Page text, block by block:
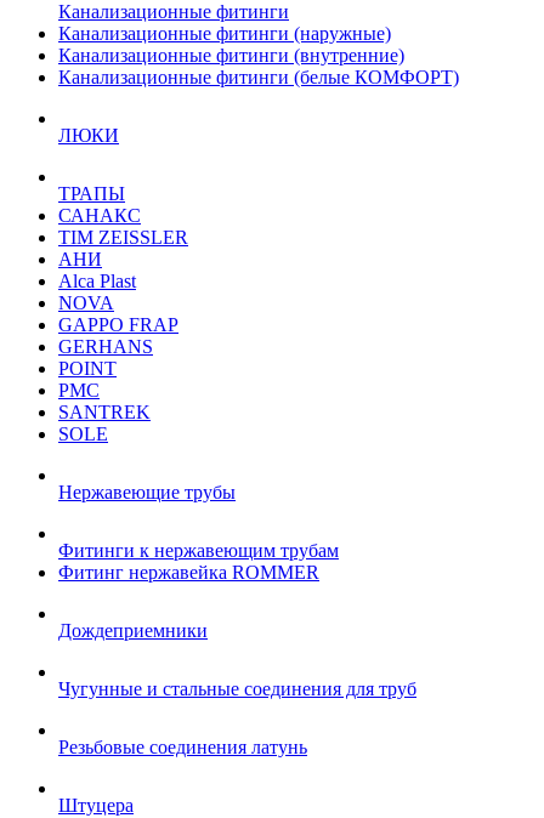
Канализационные фитинги
Канализационные фитинги (наружные)
Канализационные фитинги (внутренние)
Канализационные фитинги (белые КОМФОРТ)
ЛЮКИ
ТРАПЫ
САНАКС
TIM ZEISSLER
АНИ
Alca Plast
NOVA
GAPPO FRAP
GERHANS
POINT
РМС
SANTREK
SOLE
Нержавеющие трубы
Фитинги к нержавеющим трубам
Фитинг нержавейка ROMMER
Дождеприемники
Чугунные и стальные соединения для труб
Резьбовые соединения латунь
Штуцера